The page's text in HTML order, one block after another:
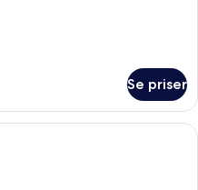
Se priser
Sängtillbehör av högsta kvalitet och